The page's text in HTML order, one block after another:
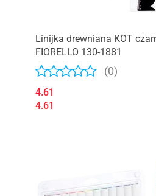
Linijka drewniana KOT
FIORELLO 130-1881
(0)
4.61
4.61